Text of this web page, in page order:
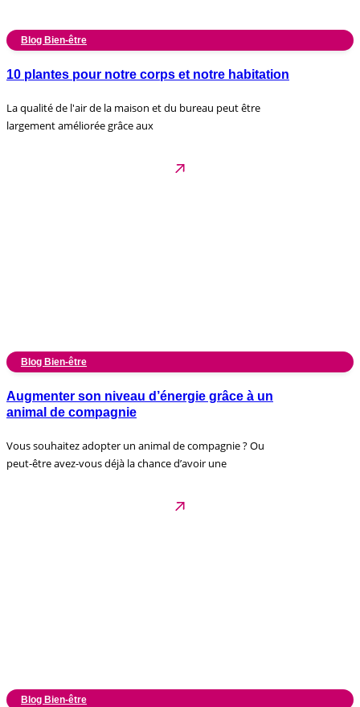
Blog Bien-être
10 plantes pour notre corps et notre habitation
La qualité de l'air de la maison et du bureau peut être
largement améliorée grâce aux
Blog Bien-être
Augmenter son niveau d’énergie grâce à un
animal de compagnie
Vous souhaitez adopter un animal de compagnie ? Ou
peut-être avez-vous déjà la chance d’avoir une
Blog Bien-être